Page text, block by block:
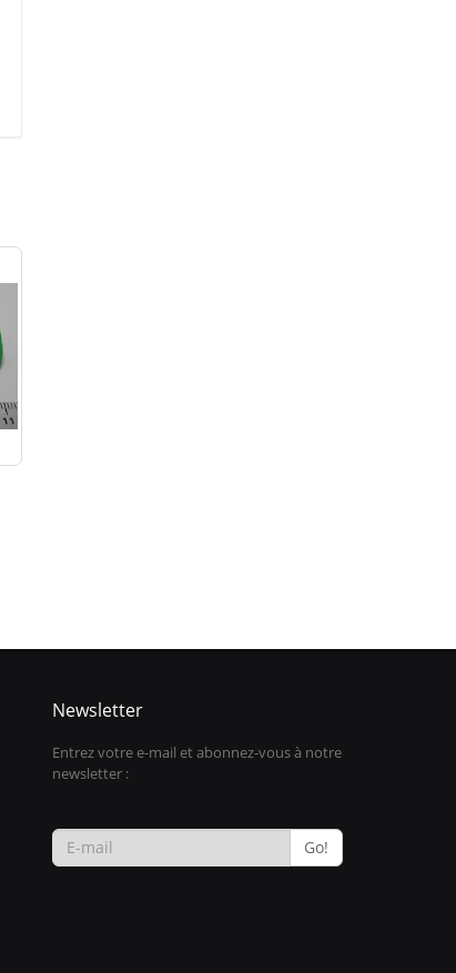
Newsletter
Entrez votre e-mail et abonnez-vous à notre
newsletter :
Go!